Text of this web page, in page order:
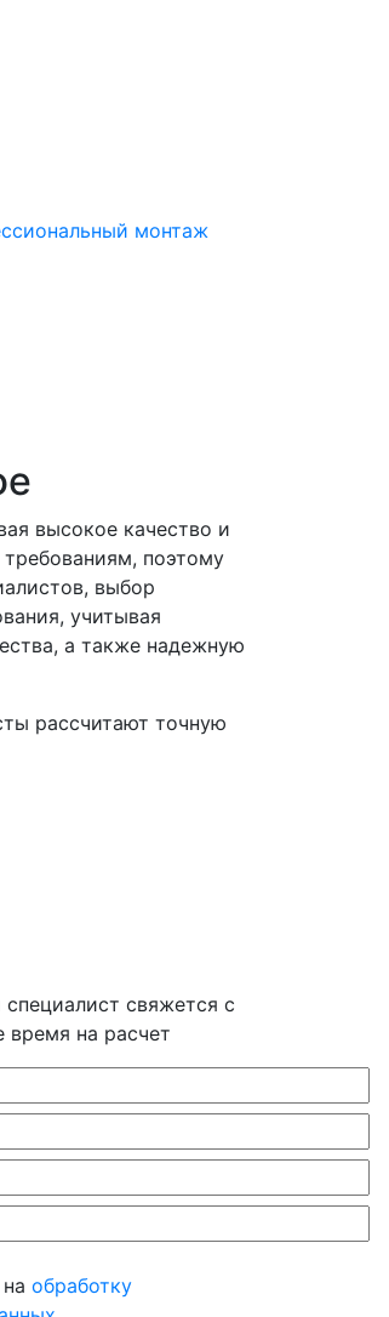
монтаж
высокое качество и
поэтому
выбор
учитывая
а также надежную
рассчитают точную
специалист свяжется с
на расчет
обработку